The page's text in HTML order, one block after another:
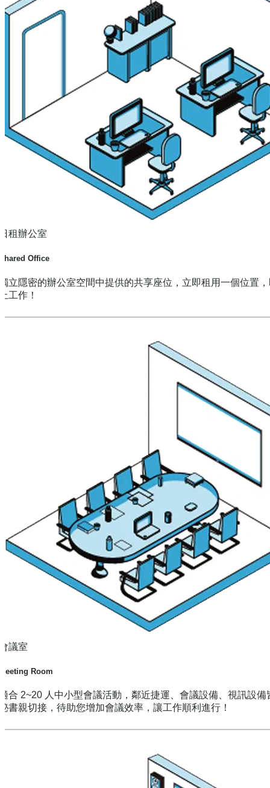
租辦公室
Office
立隱密的辦公室空間中提供的共享座位，立即租用一個位置
工作！
議室
Room
合 2~20 人中小型會議活動，鄰近捷運、會議設備、視訊設備
書親切接，待助您增加會議效率，讓工作順利進行！